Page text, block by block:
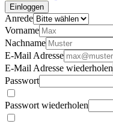
Einloggen
Anrede
Vorname
Nachname
E-Mail Adresse
E-Mail Adresse wiederholen
Passwort
Passwort wiederholen